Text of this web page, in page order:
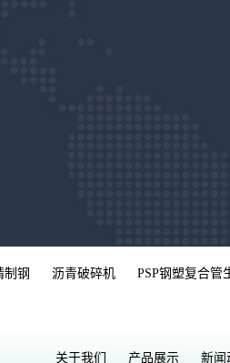
制钢 沥青破碎机 PSP钢塑复合管
关于我们 产品展示 新闻